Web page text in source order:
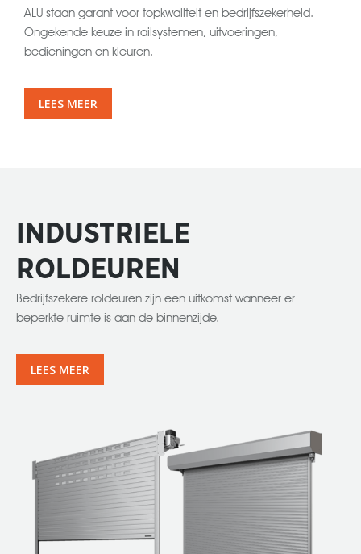
ALU staan garant voor topkwaliteit en bedrijfszekerheid.
Ongekende keuze in railsystemen, uitvoeringen,
bedieningen en kleuren.
LEES MEER
INDUSTRIELE
ROLDEUREN
Bedrijfszekere roldeuren zijn een uitkomst wanneer er
beperkte ruimte is aan de binnenzijde.
LEES MEER